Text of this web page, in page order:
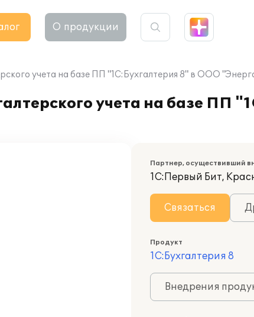
О продукции
учета на базе ПП "1С:Бухгалтерия 8" в ООО
учета на базе ПП
Партнер, осуществивший
1С:Первый Бит,
Связаться
Продукт
1С:Бухгалтерия 8
Внедрения